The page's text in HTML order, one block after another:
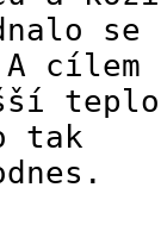
se
cílem
tak